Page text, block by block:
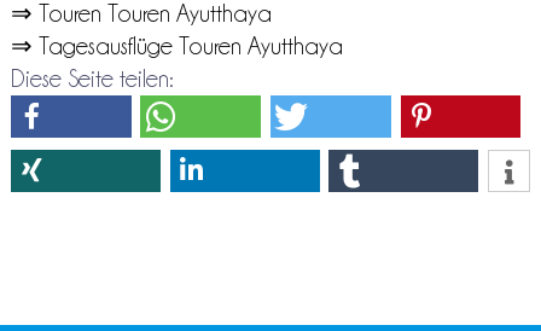
⇒ Touren Touren Ayutthaya
⇒ Tagesausflüge Touren Ayutthaya
Diese Seite teilen: